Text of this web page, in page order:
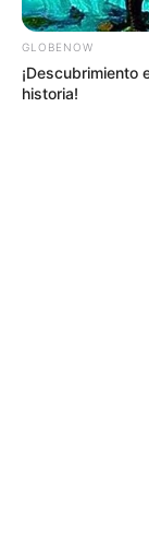
GLOBENOW
¡Descubrimiento
historia!